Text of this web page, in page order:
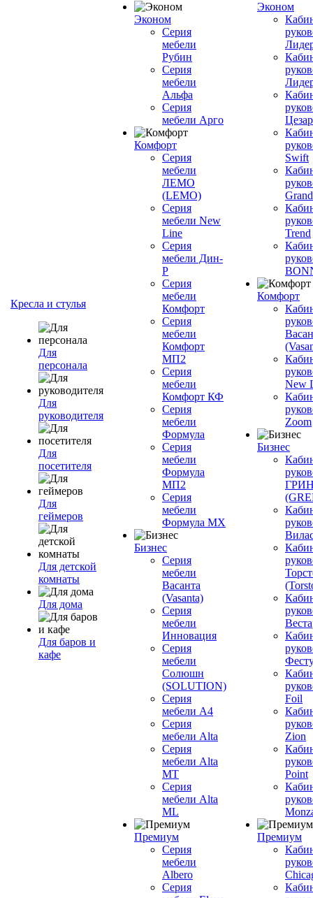
Кресла и стулья
Для
персонала
Для
руководителя
Для
посетителя
Для
геймеров
Для детской
комнаты
Для дома
Для баров и
кафе
Эконом
Серия
мебели
Рубин
Серия
мебели
Альфа
Серия
мебели Арго
Комфорт
Серия
мебели
ЛЕМО
(LEMO)
Серия
мебели New
Line
Серия
мебели Дин-
Р
Серия
мебели
Комфорт
Серия
мебели
Комфорт
МП2
Серия
мебели
Комфорт КФ
Серия
мебели
Формула
Серия
мебели
Формула
МП2
Серия
мебели
Формула МХ
Бизнес
Серия
мебели
Васанта
(Vasanta)
Серия
мебели
Инновация
Серия
мебели
Солюшн
(SOLUTION)
Серия
мебели A4
Серия
мебели Alta
Серия
мебели Alta
MT
Серия
мебели Alta
ML
Премиум
Серия
мебели
Albero
Серия
Эконом
Swift
Grand
Trend
Комфорт
New
Zoom
Бизнес
Foil
Zion
Point
Премиум